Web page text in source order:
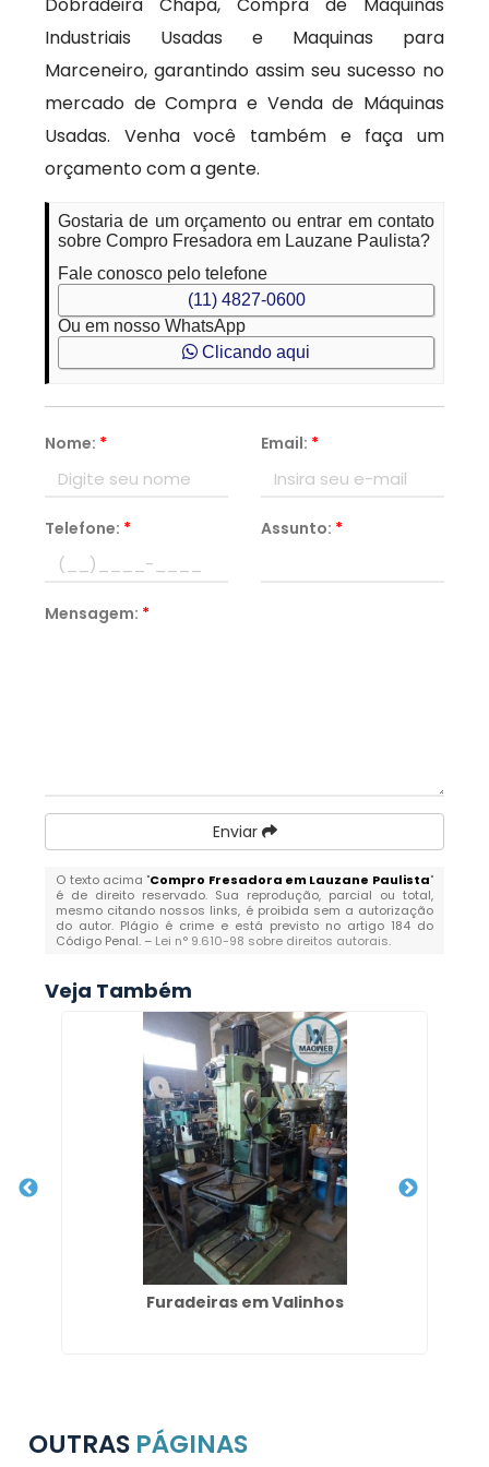
Industriais Usadas e Maquinas para
Marceneiro, garantindo assim seu sucesso no
mercado de Compra e Venda de Máquinas
Usadas. Venha você também e faça um
orçamento com a gente.
Gostaria de um orçamento ou entrar em contato
sobre Compro Fresadora em Lauzane Paulista?
Fale conosco pelo telefone
(11) 4827-0600
Ou em nosso WhatsApp
Clicando aqui
Nome: * Email: *
Telefone: * Assunto: *
Mensagem: *
Enviar
O texto acima "Compro Fresadora em Lauzane Paulista"
é de direito reservado. Sua reprodução, parcial ou total,
mesmo citando nossos links, é proibida sem a autorização
do autor. Plágio é crime e está previsto no artigo 184 do
Código Penal. – Lei n° 9.610-98 sobre direitos autorais.
Veja Também
Furadeiras em Valinhos
OUTRAS PÁGINAS